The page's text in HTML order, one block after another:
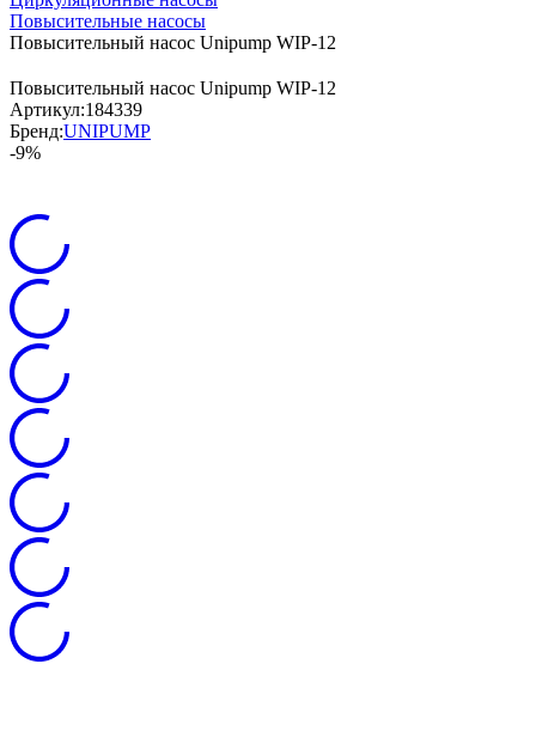
Повысительные насосы
Повысительный насос Unipump WIP-12
Повысительный насос Unipump WIP-12
Артикул:184339
Бренд:UNIPUMP
-9%